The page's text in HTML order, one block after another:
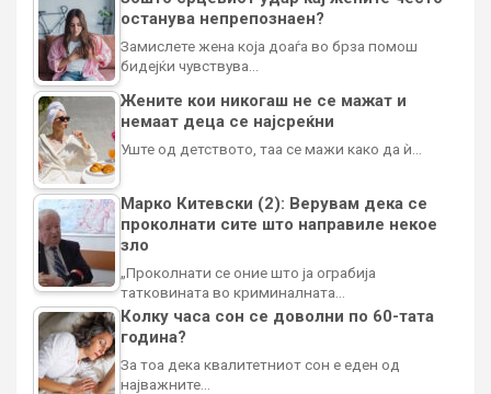
останува непрепознаен?
Замислете жена која доаѓа во брза помош
бидејќи чувствува…
Жените кои никогаш не се мажат и
немаат деца се најсреќни
Уште од детството, таа се мажи како да ѝ…
Марко Китевски (2): Верувам дека се
проколнати сите што направиле некое
зло
„Проколнати се оние што ја ограбија
татковината во криминалната…
Колку часа сон се доволни по 60-тата
година?
За тоа дека квалитетниот сон е еден од
најважните…